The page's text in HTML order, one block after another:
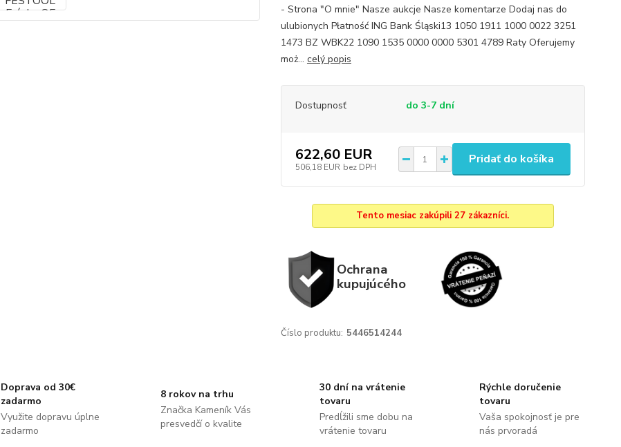
- Strona "O mnie" Nasze aukcje Nasze komentarze Dodaj nas do
ulubionych Płatność ING Bank Śląski13 1050 1911 1000 0022 3251
1473 BZ WBK22 1090 1535 0000 0000 5301 4789 Raty Oferujemy
moż... celý popis
Dostupnosť do 3-7 dní
622,60 EUR
506,18 EUR bez DPH
Pridať do košíka
Tento mesiac zakúpili 27 zákazníci.
Ochrana
kupujúcého
Číslo produktu: 5446514244
Doprava od 30€
zadarmo
Využite dopravu úplne
zadarmo
8 rokov na trhu
Značka Kameník Vás
presvedčí o kvalite
30 dní na vrátenie
tovaru
Predĺžili sme dobu na
vrátenie tovaru
Rýchle doručenie
tovaru
Vaša spokojnosť je pre
nás prvoradá